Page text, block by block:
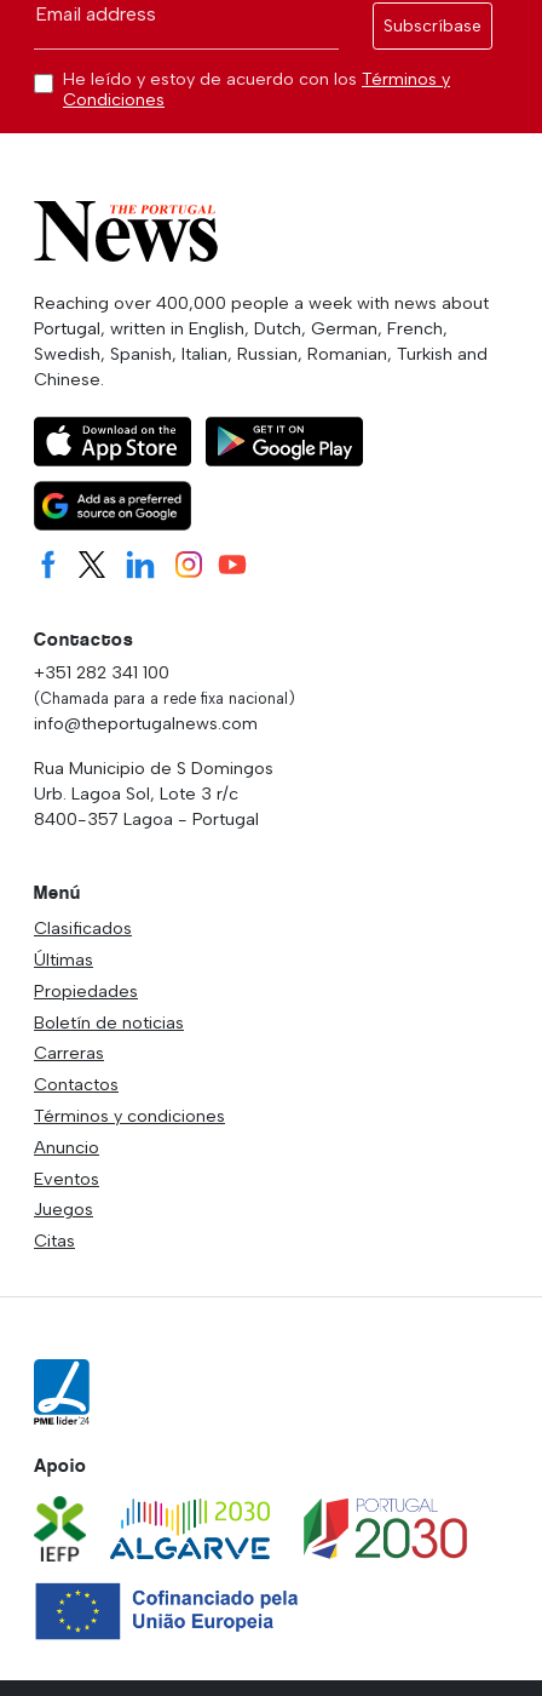
Email address
Subscríbase
He leído y estoy de acuerdo con los Términos y
Condiciones
Reaching over 400,000 people a week with news about
Portugal, written in English, Dutch, German, French,
Swedish, Spanish, Italian, Russian, Romanian, Turkish and
Chinese.
Contactos
+351 282 341 100
(Chamada para a rede fixa nacional)
info@theportugalnews.com
Rua Municipio de S Domingos
Urb. Lagoa Sol, Lote 3 r/c
8400-357 Lagoa - Portugal
Menú
Clasificados
Últimas
Propiedades
Boletín de noticias
Carreras
Contactos
Términos y condiciones
Anuncio
Eventos
Juegos
Citas
Apoio